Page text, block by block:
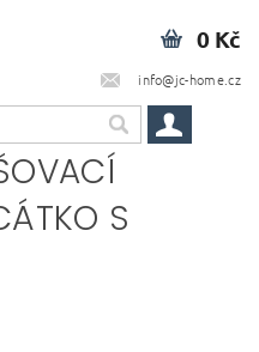
info@jc-home.cz
0 Kč
S